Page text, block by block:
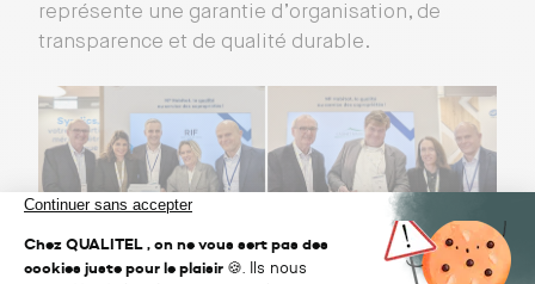
représente une garantie d’organisation, de
transparence et de qualité durable.
Une matinée dédiée aux référents